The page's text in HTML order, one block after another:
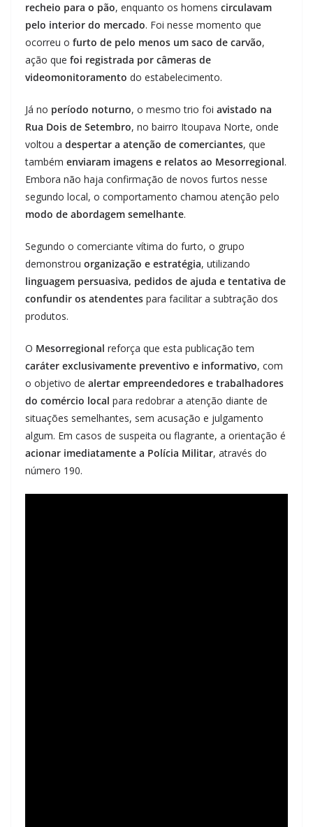
recheio para o pão, enquanto os homens circulavam
pelo interior do mercado. Foi nesse momento que
ocorreu o furto de pelo menos um saco de carvão,
ação que foi registrada por câmeras de
videomonitoramento do estabelecimento.
Já no período noturno, o mesmo trio foi avistado na
Rua Dois de Setembro, no bairro Itoupava Norte, onde
voltou a despertar a atenção de comerciantes, que
também enviaram imagens e relatos ao Mesorregional.
Embora não haja confirmação de novos furtos nesse
segundo local, o comportamento chamou atenção pelo
modo de abordagem semelhante.
Segundo o comerciante vítima do furto, o grupo
demonstrou organização e estratégia, utilizando
linguagem persuasiva, pedidos de ajuda e tentativa de
confundir os atendentes para facilitar a subtração dos
produtos.
O Mesorregional reforça que esta publicação tem
caráter exclusivamente preventivo e informativo, com
o objetivo de alertar empreendedores e trabalhadores
do comércio local para redobrar a atenção diante de
situações semelhantes, sem acusação e julgamento
algum. Em casos de suspeita ou flagrante, a orientação é
acionar imediatamente a Polícia Militar, através do
número 190.